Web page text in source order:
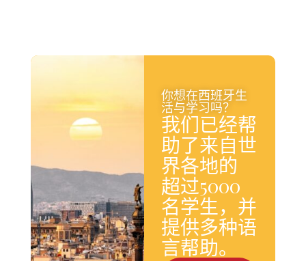
你想在西班牙生
活与学习吗？
我们已经帮
助了来自世
界各地的
超过5000
名学生，并
提供多种语
言帮助。